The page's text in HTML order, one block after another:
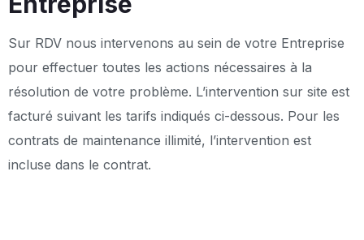
Sur RDV nous intervenons au sein de votre Entreprise
pour effectuer toutes les actions nécessaires à la
résolution de votre problème. L’intervention sur site est
facturé suivant les tarifs indiqués ci-dessous. Pour les
contrats de maintenance illimité, l’intervention est
incluse dans le contrat.